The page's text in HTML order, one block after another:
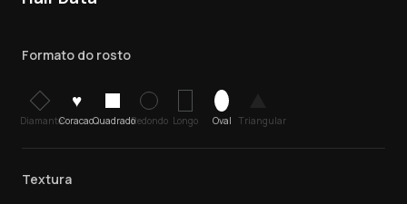
Formato do rosto
Diamante
♥
CoracaoQuadradoRedondo Longo Oval Triangular
Textura